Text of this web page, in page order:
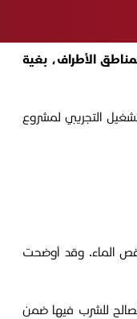
الأطراف، بغية
أيار 2025، إن "الوزارة ستبدأ خلال أيام معدودة، التشغيل التجريبي لمشروع
الماء. وقد أوضحت
للشرب فيها ضمن